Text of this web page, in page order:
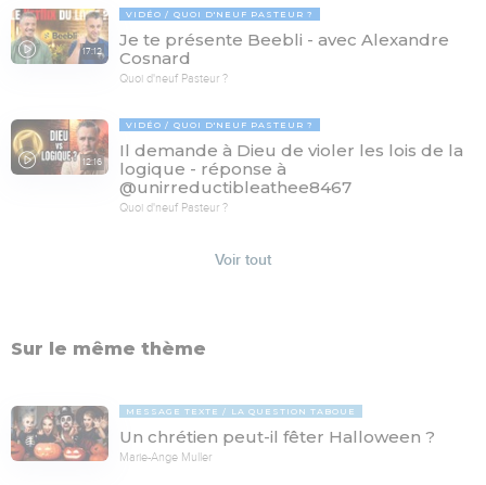
17:12
VIDÉO QUOI D'NEUF PASTEUR ?
Je te présente Beebli - avec Alexandre
Cosnard
Quoi d'neuf Pasteur ?
12:16
VIDÉO QUOI D'NEUF PASTEUR ?
Il demande à Dieu de violer les lois de la
logique - réponse à
@unirreductibleathee8467
Quoi d'neuf Pasteur ?
Voir tout
Sur le même thème
MESSAGE TEXTE LA QUESTION TABOUE
Un chrétien peut-il fêter Halloween ?
Marie-Ange Muller